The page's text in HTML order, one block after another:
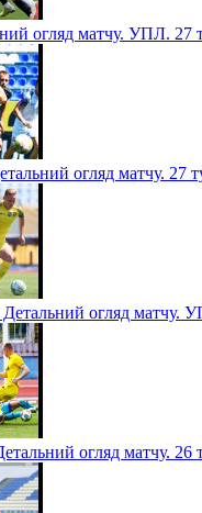
огляд матчу. УПЛ. 27
огляд матчу. 27
огляд матчу.
огляд матчу. 26